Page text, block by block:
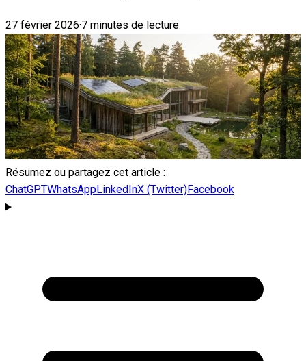
27 février 2026·7 minutes de lecture
Résumez ou partagez cet article :
ChatGPTWhatsAppLinkedInX (Twitter)Facebook